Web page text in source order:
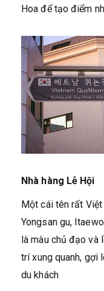
Hoa để tạo điểm
Nhà hàng Lễ Hội
Một cái tên rất
Yongsan gu,
là màu chủ đạo và
trí xung quanh, gợi
du khách